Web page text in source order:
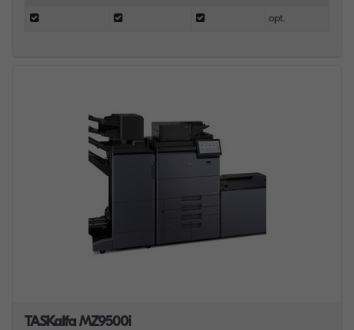
opt.
TASKalfa MZ9500i